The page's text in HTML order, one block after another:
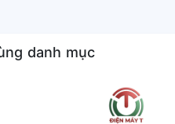
muốn tiết kiệm chi phí điện.
X18CEW có chế độ hẹn giờ
danh mục